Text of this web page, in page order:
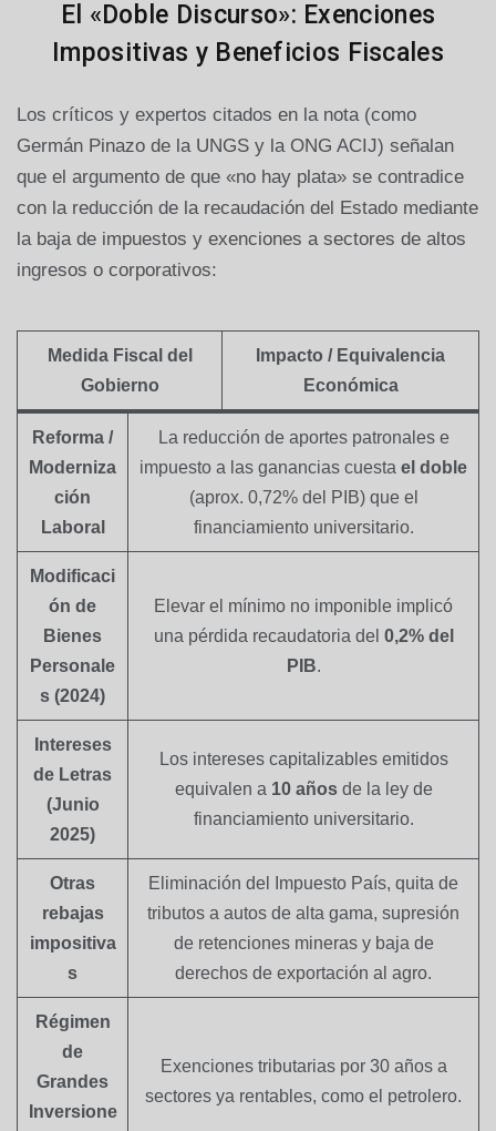
El «Doble Discurso»: Exenciones
Impositivas y Beneficios Fiscales
Los críticos y expertos citados en la nota (como
Germán Pinazo de la UNGS y la ONG ACIJ) señalan
que el argumento de que «no hay plata» se contradice
con la reducción de la recaudación del Estado mediante
la baja de impuestos y exenciones a sectores de altos
ingresos o corporativos:
Medida Fiscal del
Gobierno
Impacto / Equivalencia
Económica
Reforma /
Moderniza
ción
Laboral
La reducción de aportes patronales e
impuesto a las ganancias cuesta el doble
(aprox. 0,72% del PIB) que el
financiamiento universitario.
Modificaci
ón de
Bienes
Personale
s (2024)
Elevar el mínimo no imponible implicó
una pérdida recaudatoria del 0,2% del
PIB.
Intereses
de Letras
(Junio
2025)
Los intereses capitalizables emitidos
equivalen a 10 añosde la ley de
financiamiento universitario.
Otras
rebajas
impositiva
s
Eliminación del Impuesto País, quita de
tributos a autos de alta gama, supresión
de retenciones mineras y baja de
derechos de exportación al agro.
Régimen
de
Grandes
Inversione
Exenciones tributarias por 30 años a
sectores ya rentables, como el petrolero.